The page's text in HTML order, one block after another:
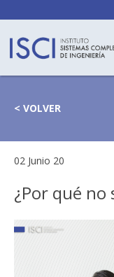
< VOLVER
02 Junio 20
¿Por qué no